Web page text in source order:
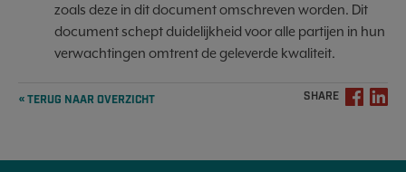
zoals deze in dit document omschreven worden. Dit
document schept duidelijkheid voor alle partijen in hun
verwachtingen omtrent de geleverde kwaliteit.
« TERUG NAAR OVERZICHT SHARE